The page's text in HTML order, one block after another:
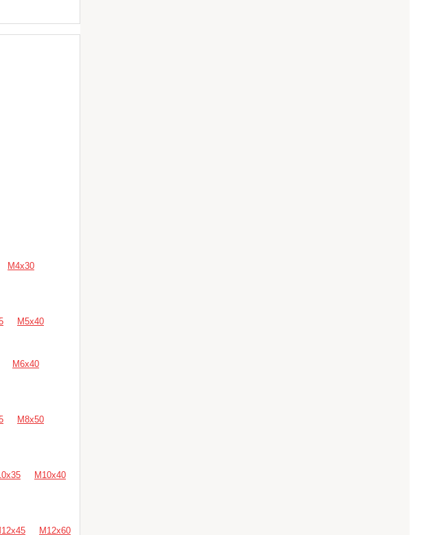
М4х30
М5х40
М6х40
М8х50
М10х40
М12х60